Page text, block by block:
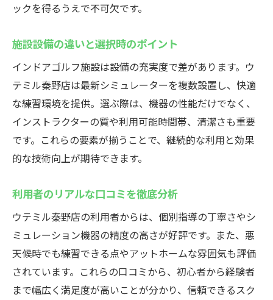
ックを得るうえで不可欠です。
施設設備の違いと選択時のポイント
インドアゴルフ施設は設備の充実度で差があります。ウ
テミル秦野店は最新シミュレーターを複数設置し、快適
な練習環境を提供。選ぶ際は、機器の性能だけでなく、
インストラクターの質や利用可能時間帯、清潔さも重要
です。これらの要素が揃うことで、継続的な利用と効果
的な技術向上が期待できます。
利用者のリアルな口コミを徹底分析
ウテミル秦野店の利用者からは、個別指導の丁寧さやシ
ミュレーション機器の精度の高さが好評です。また、悪
天候時でも練習できる点やアットホームな雰囲気も評価
されています。これらの口コミから、初心者から経験者
まで幅広く満足度が高いことが分かり、信頼できるスク